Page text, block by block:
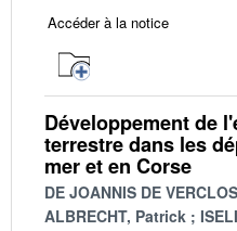
Accéder à la notice
Développement de
terrestre dans les
mer et en Corse
DE JOANNIS DE
ALBRECHT, Patrick